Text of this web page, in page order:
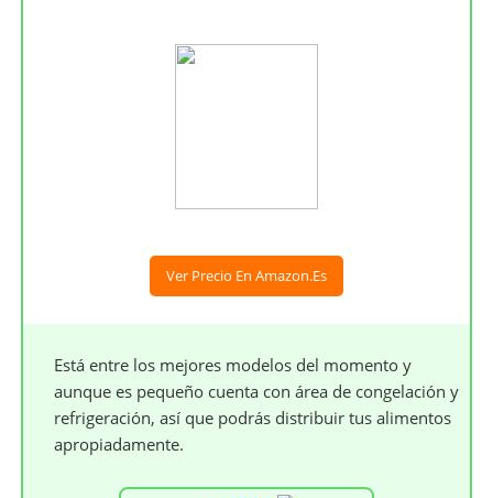
Ver Precio En Amazon.es
Está entre los mejores modelos del momento y
aunque es pequeño cuenta con área de congelación y
refrigeración, así que podrás distribuir tus alimentos
apropiadamente.